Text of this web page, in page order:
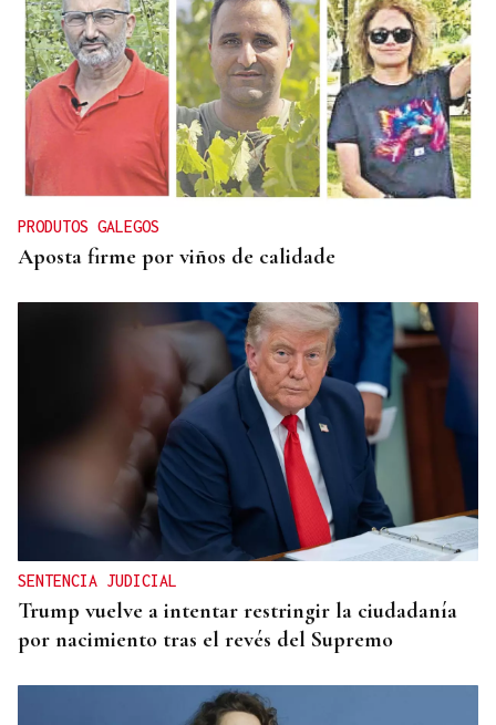
FESTIVAL INTERNACIONAL
Vilariño de Conso despide el XI ViBoMask
PRODUTOS GALEGOS
Aposta firme por viños de calidade
SENTENCIA JUDICIAL
Trump vuelve a intentar restringir la ciudadanía
por nacimiento tras el revés del Supremo